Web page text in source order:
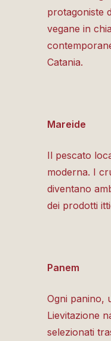
protagoniste
vegane in
Catania.
Mareide
Il pescato
moderna. I
diventano
dei prodotti
Panem
Ogni panino,
Lievitazione
selezionati